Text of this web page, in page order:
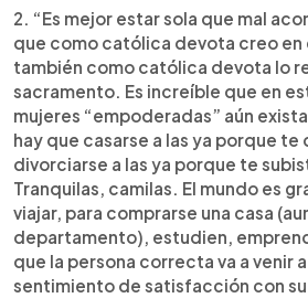
2. “Es mejor estar sola que mal
que como católica devota creo en
también como católica devota lo
sacramento. Es increíble que en
mujeres “empoderadas” aún
hay que casarse a las ya porque
divorciarse a las ya porque te
Tranquilas, camilas. El mundo es
viajar, para comprarse una casa
departamento), estudien,
que la persona correcta va a venir
sentimiento de satisfacción con